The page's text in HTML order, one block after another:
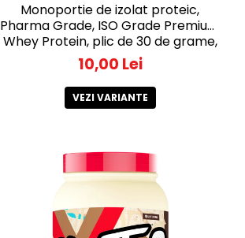
Monoportie de izolat proteic,
Pharma Grade, ISO Grade Premium
Whey Protein, plic de 30 de grame,
pudra proteica
10,00 Lei
VEZI VARIANTE